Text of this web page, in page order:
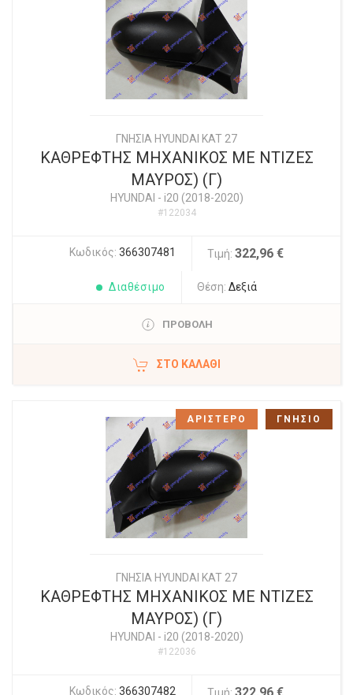
ΓΝΗΣΙΑ HYUNDAI KAT 27
ΚΑΘΡΕΦΤΗΣ ΜΗΧΑΝΙΚΟΣ ΜΕ ΝΤΙΖΕΣ
ΜΑΥΡΟΣ) (Γ)
HYUNDAI - i20 (2018-2020)
#122034
Κωδικός: 366307481 Τιμή: 322,96 €
Διαθέσιμο Θέση: Δεξιά
ΠΡΟΒΟΛΗ
ΣΤΟ ΚΑΛΆΘΙ
ΓΝΗΣΙΑ HYUNDAI KAT 27
ΚΑΘΡΕΦΤΗΣ ΜΗΧΑΝΙΚΟΣ ΜΕ ΝΤΙΖΕΣ
ΜΑΥΡΟΣ) (Γ)
HYUNDAI - i20 (2018-2020)
#122036
Κωδικός: 366307482
ΑΡΙΣΤΕΡΟ ΓΝΗΣΙΟ